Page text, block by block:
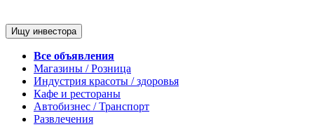
Ищу инвестора
Все объявления
Магазины / Розница
Индустрия красоты / здоровья
Кафе и рестораны
Автобизнес / Транспорт
Развлечения